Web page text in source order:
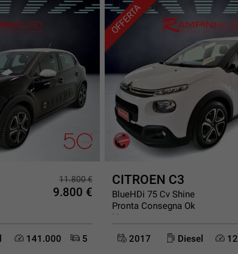
11.800 €
9.800 €
141.000 5
OFFERTA
CITROEN C3
BlueHDi 75 Cv Shine
Pronta Consegna Ok
Neopatentat
2017
Diesel